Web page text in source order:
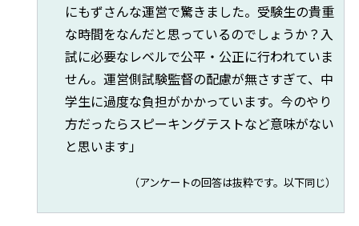
にもずさんな運営で驚きました。受験生の貴重
な時間をなんだと思っているのでしょうか？入
試に必要なレベルで公平・公正に行われていま
せん。運営側試験監督の配慮が無さすぎて、中
学生に過度な負担がかかっています。今のやり
方だったらスピーキングテストなど意味がない
と思います」
（アンケートの回答は抜粋です。以下同じ）